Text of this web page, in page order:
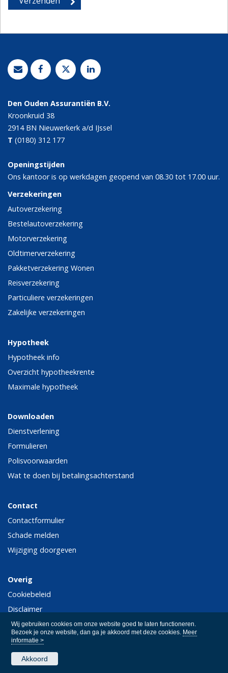
Wij gebruiken cookies om onze website goed te laten functioneren.
Bezoek je onze website, dan ga je akkoord met deze cookies. Meer
informatie >
Akkoord
Den Ouden Assurantiën B.V.
Kroonkruid 38
2914 BN Nieuwerkerk a/d IJssel
T (0180) 312 177
Openingstijden
Ons kantoor is op werkdagen geopend van 08.30 tot 17.00 uur.
Verzekeringen
Autoverzekering
Bestelautoverzekering
Motorverzekering
Oldtimerverzekering
Pakketverzekering Wonen
Reisverzekering
Particuliere verzekeringen
Zakelijke verzekeringen
Hypotheek
Hypotheek info
Overzicht hypotheekrente
Maximale hypotheek
Downloaden
Dienstverlening
Formulieren
Polisvoorwaarden
Wat te doen bij betalingsachterstand
Contact
Contactformulier
Schade melden
Wijziging doorgeven
Overig
Cookiebeleid
Disclaimer
Privacy